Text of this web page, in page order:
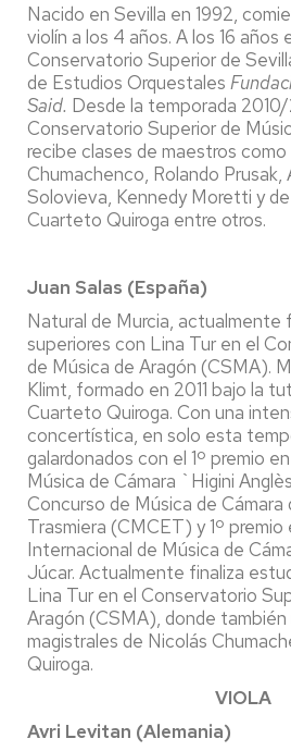
Nacido en Sevilla en 1992,
violín a los 4 años. A los 16 años
Conservatorio Superior de
de Estudios Orquestales
Said. Desde la temporada 2010/
Conservatorio Superior de
recibe clases de maestros como
Chumachenco, Rolando
Solovieva, Kennedy Moretti y
Cuarteto Quiroga entre otros.
Juan Salas (España)
Natural de Murcia, actualmente
superiores con Lina Tur en el
de Música de Aragón (CSMA).
Klimt, formado en 2011 bajo la
Cuarteto Quiroga. Con una
concertística, en solo esta
galardonados con el 1º premio
Música de Cámara `Higini
Concurso de Música de Cámara
Trasmiera (CMCET) y 1º
Internacional de Música de
Júcar. Actualmente finaliza
Lina Tur en el Conservatorio
Aragón (CSMA), donde
magistrales de Nicolás
Quiroga.
VIOLA
Avri Levitan (Alemania)